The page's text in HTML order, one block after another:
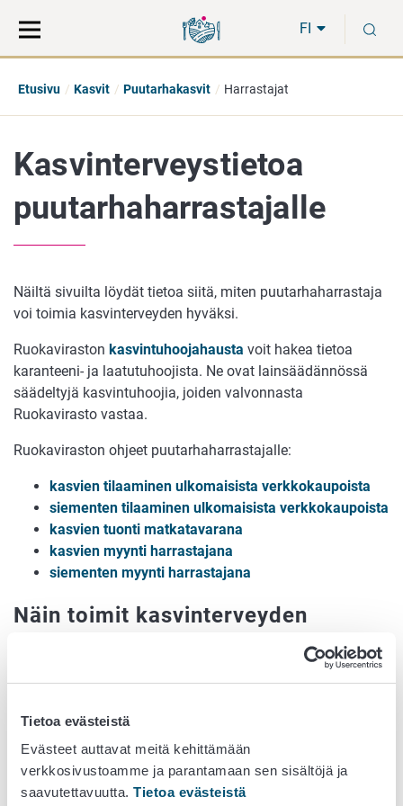
Tietoa evästeistä
Evästeet auttavat meitä kehittämään
verkkosivustoamme ja parantamaan sen sisältöjä ja
saavutettavuutta. Tietoa evästeistä
suoraan
sisältöön
koko
sivuston
FI
Etusivu Kasvit Puutarhakasvit Harrastajat
Kasvinterveystietoa
puutarhaharrastajalle
Näiltä sivuilta löydät tietoa siitä, miten puutarhaharrastaja
voi toimia kasvinterveyden hyväksi.
Ruokaviraston kasvintuhoojahausta voit hakea tietoa
karanteeni- ja laatutuhoojista. Ne ovat lainsäädännössä
säädeltyjä kasvintuhoojia, joiden valvonnasta
Ruokavirasto vastaa.
Ruokaviraston ohjeet puutarhaharrastajalle:
kasvien tilaaminen ulkomaisista verkkokaupoista
siementen tilaaminen ulkomaisista verkkokaupoista
kasvien tuonti matkatavarana
kasvien myynti harrastajana
siementen myynti harrastajana
Näin toimit kasvinterveyden
Opettele tunnistamaan keskeiset karanteenituhoojat
koloradonkuoriainen
videot alla).
Ilmoita Ruokavirastoon, jos havaitset
karanteenituhoojan:kasvinterveys@ruokavirasto.fi